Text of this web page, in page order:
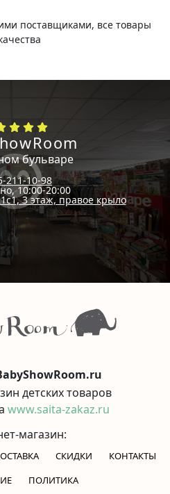
поставщиками, все товары
бульваре
211-10-98
10:00-20:00
3 этаж, правое крыло
детских товаров
www.saita-zakaz.ru
магазин:
СКИДКИ
КОНТАКТЫ
ПОЛИТИКА